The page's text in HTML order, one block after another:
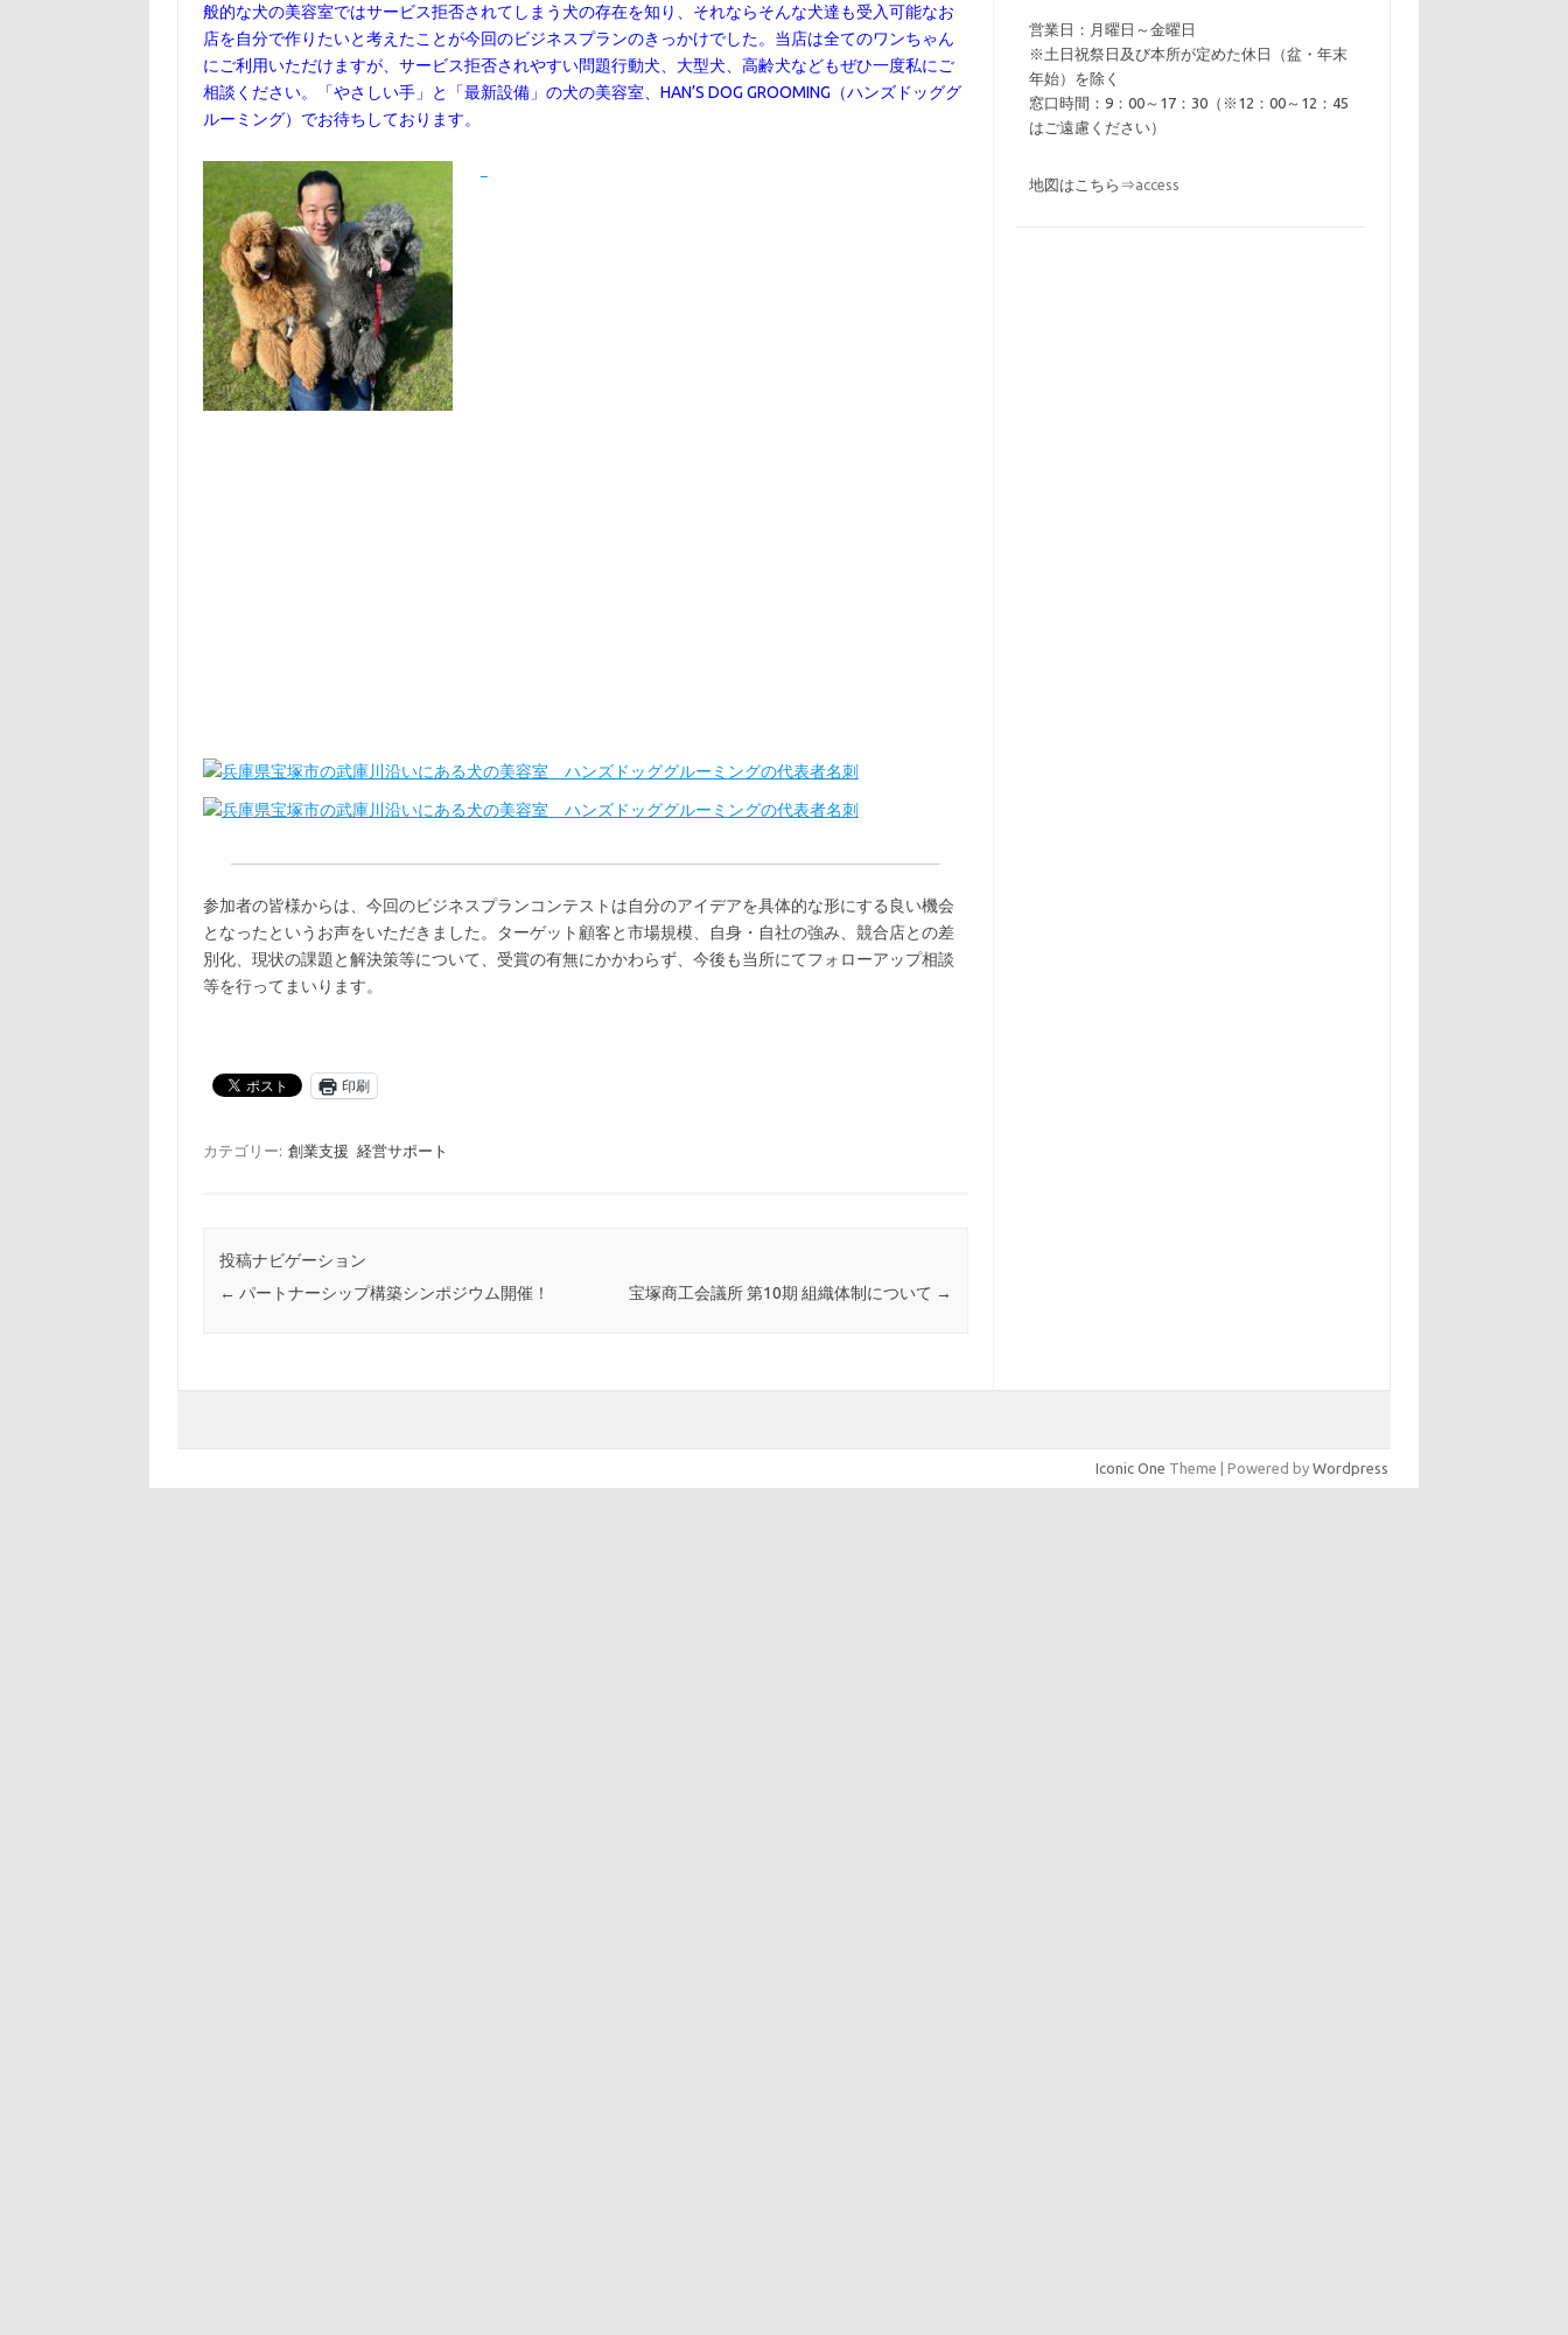
般的な犬の美容室ではサービス拒否されてしまう犬の存在を知り、それならそんな犬達も受入可能なお
店を自分で作りたいと考えたことが今回のビジネスプランのきっかけでした。当店は全てのワンちゃん
にご利用いただけますが、サービス拒否されやすい問題行動犬、大型犬、高齢犬などもぜひ一度私にご
相談ください。「やさしい手」と「最新設備」の犬の美容室、HAN’S DOG GROOMING（ハンズドッググ
ルーミング）でお待ちしております。
参加者の皆様からは、今回のビジネスプランコンテストは自分のアイデアを具体的な形にする良い機会
となったというお声をいただきました。ターゲット顧客と市場規模、自身・自社の強み、競合店との差
別化、現状の課題と解決策等について、受賞の有無にかかわらず、今後も当所にてフォローアップ相談
等を行ってまいります。
印刷
カテゴリー: 創業支援 経営サポート
投稿ナビゲーション
← パートナーシップ構築シンポジウム開催！ 宝塚商工会議所 第10期 組織体制について →
営業日：月曜日～金曜日
※土日祝祭日及び本所が定めた休日（盆・年末
年始）を除く
窓口時間：9：00～17：30（※12：00～12：45
はご遠慮ください）
地図はこちら⇒access
Iconic One Theme | Powered by Wordpress